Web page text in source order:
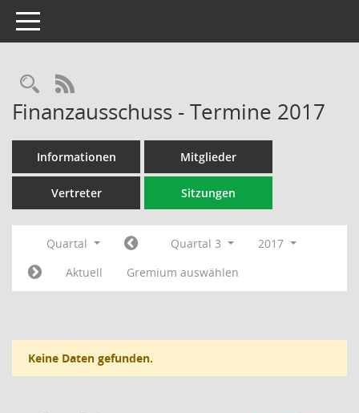
Toggle navigation
Rechercheauswahl
RSS-Feed
Finanzausschuss - Termine 2017
Informationen Mitglieder
Vertreter Sitzungen
Quartal Quartal 3
2017
Aktuell
Gremium auswählen
Keine Daten gefunden.